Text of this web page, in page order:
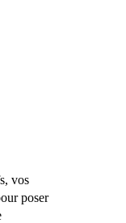
vos
poser